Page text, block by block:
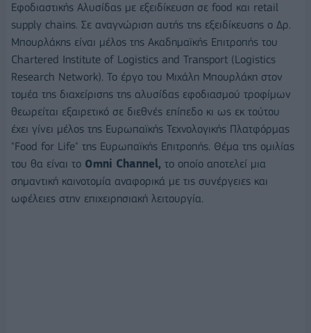
Eφοδιαστικής Αλυσίδας με εξειδίκευση σε food και retail
supply chains. Σε αναγνώριση αυτής της εξειδίκευσης ο Δρ.
Μπουρλάκης είναι μέλος της Ακαδημαϊκής Επιτροπής του
Chartered Institute of Logistics and Transport (Logistics
Research Network). Το έργο του Μιχάλη Μπουρλάκη στον
τομέα της διαχείρισης της αλυσίδας εφοδιασμού τροφίμων
θεωρείται εξαιρετικό σε διεθνές επίπεδο κι ως εκ τούτου
έχει γίνει μέλος της Ευρωπαϊκής Τεχνολογικής Πλατφόρμας
"Food for Life" της Ευρωπαϊκής Επιτροπής. Θέμα της ομιλίας
του θα είναι το Omni Channel, το οποίο αποτελεί μια
σημαντική καινοτομία αναφορικά με τις συνέργειες και
ωφέλειες στην επιχειρησιακή λειτουργία.